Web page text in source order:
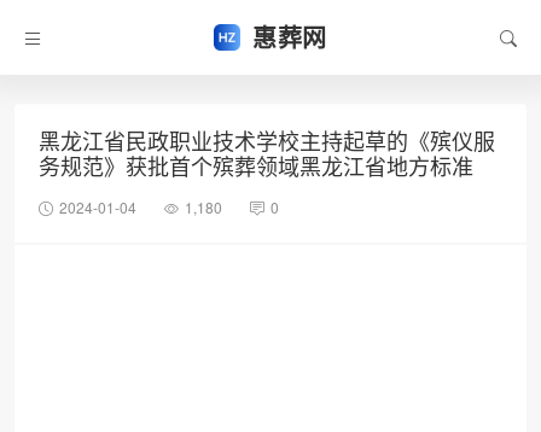
惠葬网
黑龙江省民政职业技术学校主持起草的《殡仪服
务规范》获批首个殡葬领域黑龙江省地方标准
2024-01-04 1,180 0